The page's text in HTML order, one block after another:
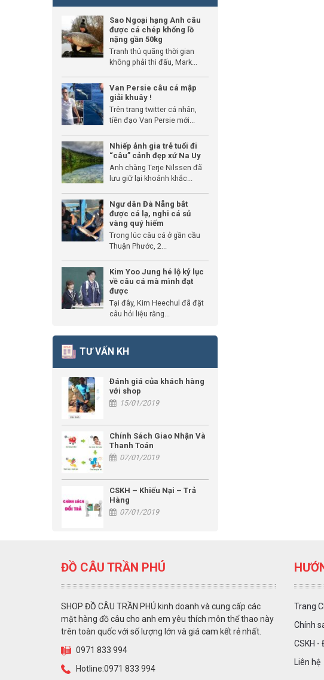
Sao Ngoại hạng Anh câu
được cá chép khổng lồ
nặng gần 50kg
Tranh thủ quãng thời gian
không phải thi đấu, Mark...
Van Persie câu cá mập
giải khuây !
Trên trang twitter cá nhân,
tiền đạo Van Persie mới...
Nhiếp ảnh gia trẻ tuổi đi
“câu” cảnh đẹp xứ Na Uy
Anh chàng Terje Nilssen đã
lưu giữ lại khoảnh khắc...
Ngư dân Đà Nẵng bắt
được cá lạ, nghi cá sủ
vàng quý hiếm
Trong lúc câu cá ở gần cầu
Thuận Phước, 2...
Kim Yoo Jung hé lộ kỷ lục
về câu cá mà mình đạt
được
Tại đây, Kim Heechul đã đặt
câu hỏi liệu rằng...
TƯ VẤN KH
Đánh giá của khách hàng
với shop
15/01/2019
Chính Sách Giao Nhận Và
Thanh Toán
07/01/2019
CSKH – Khiếu Nại – Trả
Hàng
07/01/2019
ĐỒ CÂU TRẦN PHÚ
SHOP ĐỒ CÂU TRẦN PHÚ kinh doanh và cung cấp các
mặt hàng đồ câu cho anh em yêu thích môn thể thao này
trên toàn quốc với số lượng lớn và giá cam kết rẻ nhất.
0971 833 994
Hotline:0971 833 994
Trang
Chính
CSKH -
Liên hệ